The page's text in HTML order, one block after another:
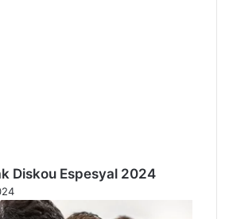
Diskou Espesyal 2024